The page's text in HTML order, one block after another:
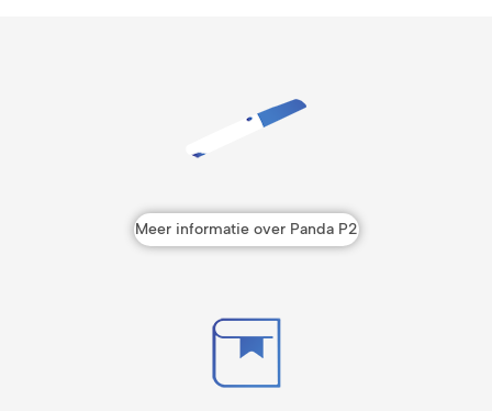
Meer informatie over Panda P2